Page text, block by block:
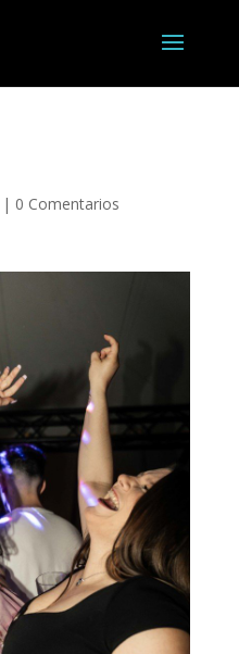
| 0 Comentarios